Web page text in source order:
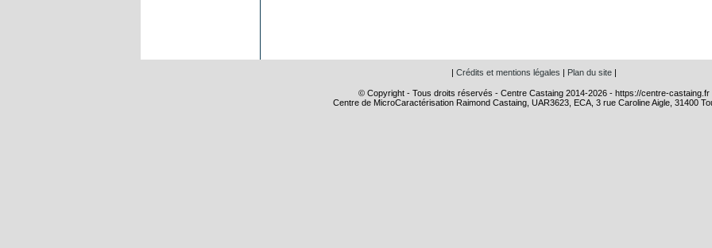
| Crédits et mentions légales | Plan du site |
© Copyright - Tous droits réservés - Centre Castaing 2014-2026 - https://centre-castaing.fr
Centre de MicroCaractérisation Raimond Castaing, UAR3623, ECA, 3 rue Caroline Aigle, 31400